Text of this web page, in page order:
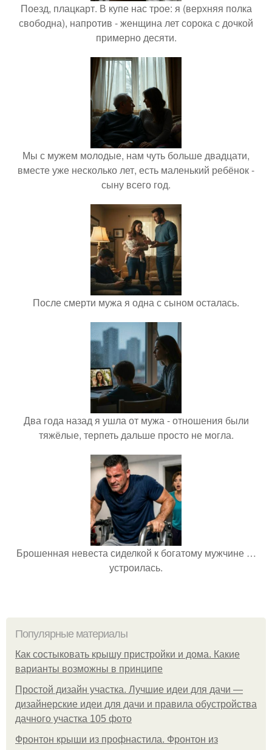
Поезд, плацкарт. В купе нас трое: я (верхняя полка
свободна), напротив - женщина лет сорока с дочкой
примерно десяти.
Мы с мужем молодые, нам чуть больше двадцати,
вместе уже несколько лет, есть маленький ребёнок -
сыну всего год.
После смерти мужа я одна с сыном осталась.
Два года назад я ушла от мужа - отношения были
тяжёлые, терпеть дальше просто не могла.
Брошенная невеста сиделкой к богатому мужчине …
устроилась.
Популярные материалы
Как состыковать крышу пристройки и дома. Какие
варианты возможны в принципе
Простой дизайн участка. Лучшие идеи для дачи —
дизайнерские идеи для дачи и правила обустройства
дачного участка 105 фото
Фронтон крыши из профнастила. Фронтон из